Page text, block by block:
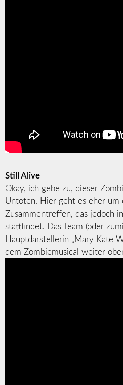
Still Alive
Okay, ich gebe zu, dieser
Untoten. Hier geht es eher um
Zusammentreffen, das jedoch
stattfindet. Das Team (oder
Hauptdarstellerin „Mary Kate
dem Zombiemusical weiter